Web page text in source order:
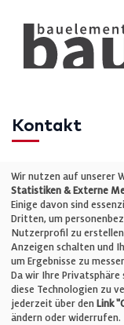
Kontakt
Telefon: +49 (0)711
E-Mail:
Unternehmen
Impressum
Wir nutzen auf unserer
Statistiken & Externe
Einige davon sind
Dritten, um
Nutzerprofil zu
Anzeigen schalten und
um Ergebnisse zu
Da wir Ihre Privatsphäre
diese Technologien zu
jederzeit über den Link
ändern oder widerrufen.